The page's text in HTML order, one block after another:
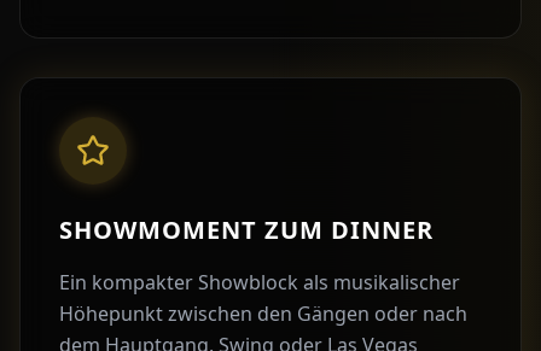
SHOWMOMENT ZUM DINNER
Ein kompakter Showblock als musikalischer
Höhepunkt zwischen den Gängen oder nach
dem Hauptgang. Swing oder Las Vegas